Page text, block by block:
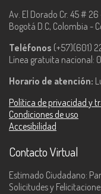
Av. El Dorado Cr. 45 #
Bogotá D.C, Colombia -
Teléfonos (+57)(601)
Línea gratuita nacional:
Horario de atención:
Política de privacidad y
Condiciones de uso
Accesibilidad
Contacto Virtual
Estimado Ciudadano:
Solicitudes y